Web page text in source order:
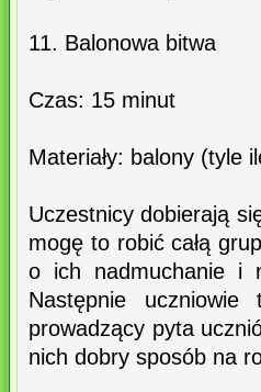
11. Balonowa bitwa
Czas: 15 minut
Materiały: balony (tyle
Uczestnicy dobierają
mogę to robić całą
o ich nadmuchanie i
Następnie
prowadzący pyta
nich dobry sposób na